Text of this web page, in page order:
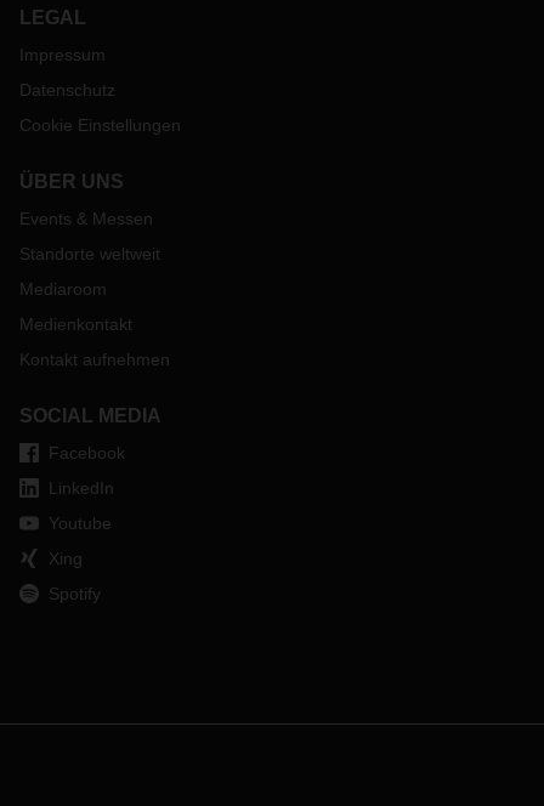
LEGAL
Impressum
Datenschutz
Cookie Einstellungen
ÜBER UNS
Events & Messen
Standorte weltweit
Mediaroom
Medienkontakt
Kontakt aufnehmen
SOCIAL MEDIA
Facebook
LinkedIn
Youtube
Xing
Spotify